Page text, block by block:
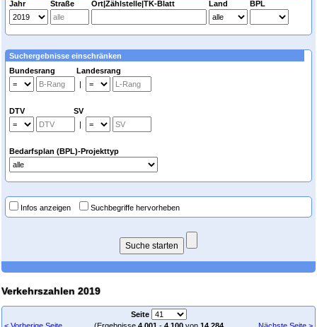
Jahr
Straße Ort|Zählstelle|TK-Blatt Land BPL
Suchergebnisse einschränken
Bundesrang Landesrang
|
DTV SV
|
Bedarfsplan (BPL)-Projekttyp
Infos anzeigen Suchbegriffe hervorheben
Verkehrszahlen 2019
Seite